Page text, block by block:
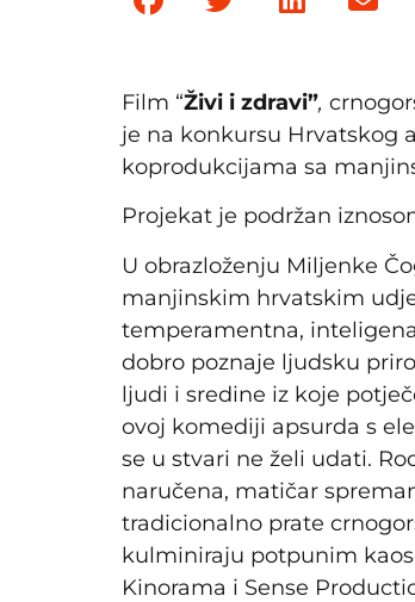
Film “Živi i zdravi”,
je na konkursu Hrvatskog
koprodukcijama sa
Projekat je podržan
U obrazloženju Miljenke
manjinskim hrvatskim
temperamentna,
dobro poznaje ljudsku
ljudi i sredine iz koje
ovoj komediji apsurda s
se u stvari ne želi udati.
naručena, matičar
tradicionalno prate
kulminiraju potpunim
Kinorama i Sense